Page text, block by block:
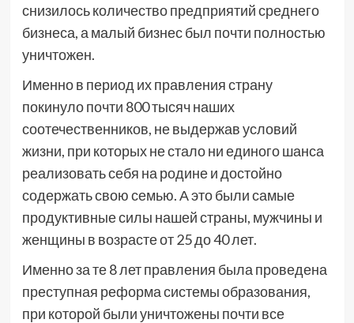
снизилось количество предприятий среднего
бизнеса, а малый бизнес был почти полностью
уничтожен.
Именно в период их правления страну
покинуло почти 800 тысяч наших
соотечественников, не выдержав условий
жизни, при которых не стало ни единого шанса
реализовать себя на родине и достойно
содержать свою семью. А это были самые
продуктивные силы нашей страны, мужчины и
женщины в возрасте от 25 до 40 лет.
Именно за те 8 лет правления была проведена
преступная реформа системы образования,
при которой были уничтожены почти все